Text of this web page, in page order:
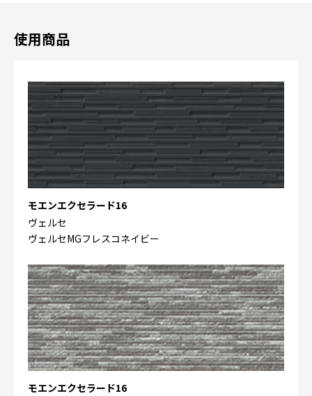
使用商品
モエンエクセラード16
ヴェルセ
ヴェルセMGフレスコネイビー
モエンエクセラード16